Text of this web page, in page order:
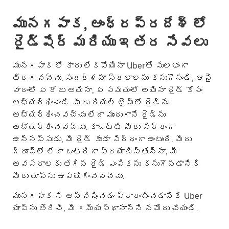
మునగపాక, ఆంధ్రప్రదేశ్ లో
రైడ్‌షేర్ మరియు ఇతర సేవలు
మునగపాక లో కారు లేకపోయినా Uberతో సులభంగా
తిరగవచ్చు. సందర్శనా స్థలాలను కనుగొనండి, ఆపై
వారంలో ఏ రోజు అయినా, ఏ సమయంలో అయినా రైడ్ కోసం
అభ్యర్థించండి. మీరు రియల్ టైమ్‌లో రైడ్‌ను
అభ్యర్థించవచ్చు లేదా ముందుగానే రైడ్‌ను
అభ్యర్థించవచ్చు. కాబట్టి మీరు సిద్ధంగా
ఉన్నప్పుడు, మీ రైడ్ కూడా సిద్ధంగా ఉంటుంది. మీరు
గ్రూప్؜లో లేదా ఒంటరిగా ప్రయాణిస్తున్నా, మీ
అవసరాలకు తగిన రైడ్ ఎంపికను కనుగొనడానికి
మీరు యాప్‌ను ఉపయోగించవచ్చు.
మునగపాక ని అన్వేషించడం ప్రారంభించడానికి Uber
యాప్‌ను తెరిచి, మీ గమ్యస్థానాన్ని నమోదు చేయండి.